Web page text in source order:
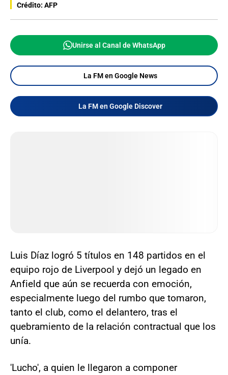
Crédito: AFP
Unirse al Canal de WhatsApp
La FM en Google News
La FM en Google Discover
Luis Díaz logró 5 títulos en 148 partidos en el
equipo rojo de Liverpool y dejó un legado en
Anfield que aún se recuerda con emoción,
especialmente luego del rumbo que tomaron,
tanto el club, como el delantero, tras el
quebramiento de la relación contractual que los
unía.
'Lucho', a quien le llegaron a componer